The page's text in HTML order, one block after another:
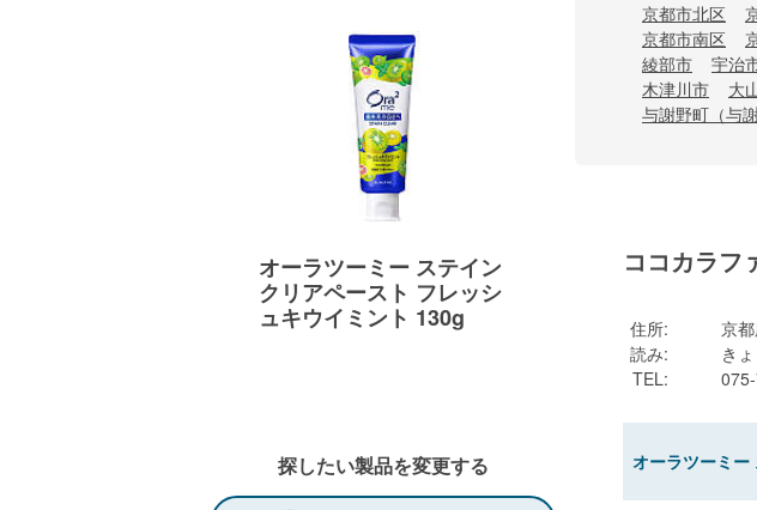
オーラツーミー ステイン
クリアペースト フレッシ
ュキウイミント 130g
探したい製品を変更する
京都市北区
京都市南区
綾部市
宇治
木津川市
大
与謝野町（与謝
ココカラ
住所:
京
読み:
き
TEL:
オーラツーミー